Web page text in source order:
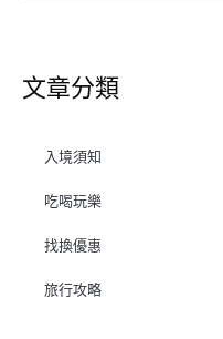
文章分類
入境須知
吃喝玩樂
找換優惠
旅行攻略